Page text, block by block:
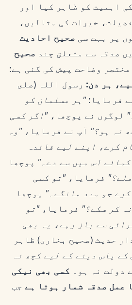
اہمیت کو ظاہر کیا اور
خیرات کی مثالیں،
پر بہت سی صحیح احادیث
صدقہ سے متعلق چند صحیح
مختصر وضاحت پیش کی گئی ہے:
ہر دن: رسول اللہ (صلى
فرمایا:"ہر مسلمان کو
لوگوں نے پوچھا،"اگر کسی
نہ ہو؟" آپ نے فرمایا،"وہ
کرے، اپنے لیے فائدہ
اس میں سے دے۔" پوچھا
فرمایا،"تو کسی
جو مدد مانگے۔" پوچھا
کر سکے؟" فرمایا،"تو
سے باز رہے، یہ بھی
حدیث (صحیح بخاری) ظاہر
کے پاس دینے کے لیے کچھ نہ
دولت نہ ہو۔ کسی بھی نیکی
عمل صدقہ شمار ہوتا ہے جب